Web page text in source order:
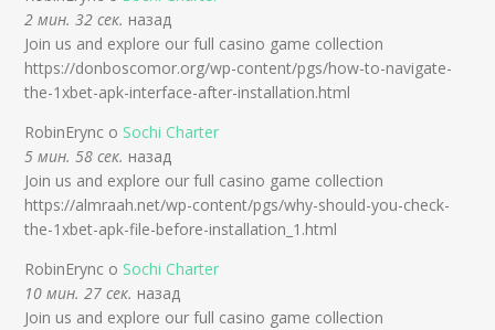
2 мин. 32 сек. назад
Join us and explore our full casino game collection
https://donboscomor.org/wp-content/pgs/how-to-navigate-
the-1xbet-apk-interface-after-installation.html
RobinErync о Sochi Charter
5 мин. 58 сек. назад
Join us and explore our full casino game collection
https://almraah.net/wp-content/pgs/why-should-you-check-
the-1xbet-apk-file-before-installation_1.html
RobinErync о Sochi Charter
10 мин. 27 сек. назад
Join us and explore our full casino game collection